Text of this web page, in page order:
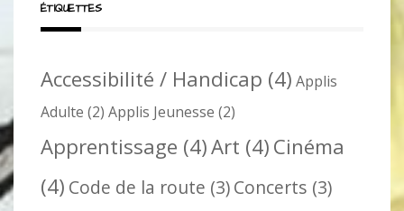
ÉTIQUETTES
Accessibilité / Handicap (4) Applis
Adulte (2) Applis Jeunesse (2)
Apprentissage (4)Art (4) Cinéma
(4) Code de la route (3)Concerts (3)